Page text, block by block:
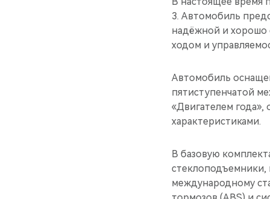
3. Автомобиль
надёжной и хорошо
ходом и
Автомобиль
пятиступенчатой
«Двигателем
характеристиками.
В базовую
стеклоподъемники,
международному